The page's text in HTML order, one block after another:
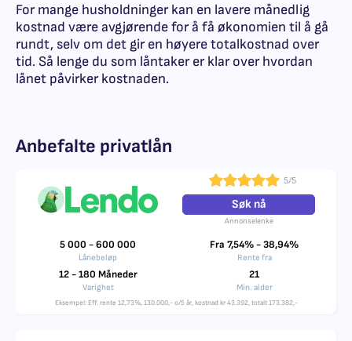
For mange husholdninger kan en lavere månedlig
kostnad være avgjørende for å få økonomien til å gå
rundt, selv om det gir en høyere totalkostnad over
tid. Så lenge du som låntaker er klar over hvordan
lånet påvirker kostnaden.
Anbefalte privatlån
5/5
Søk nå
Annonselenke
5 000 - 600 000
Lånebeløp
Fra 7,54% - 38,94%
Rente fra
12 - 180 Måneder
Varighet
21
Min. alder
Eksempel: Eff. rente 12,73%, 130.000,- o/5 år, kostnad kr 43.392, totalt 173.382,-